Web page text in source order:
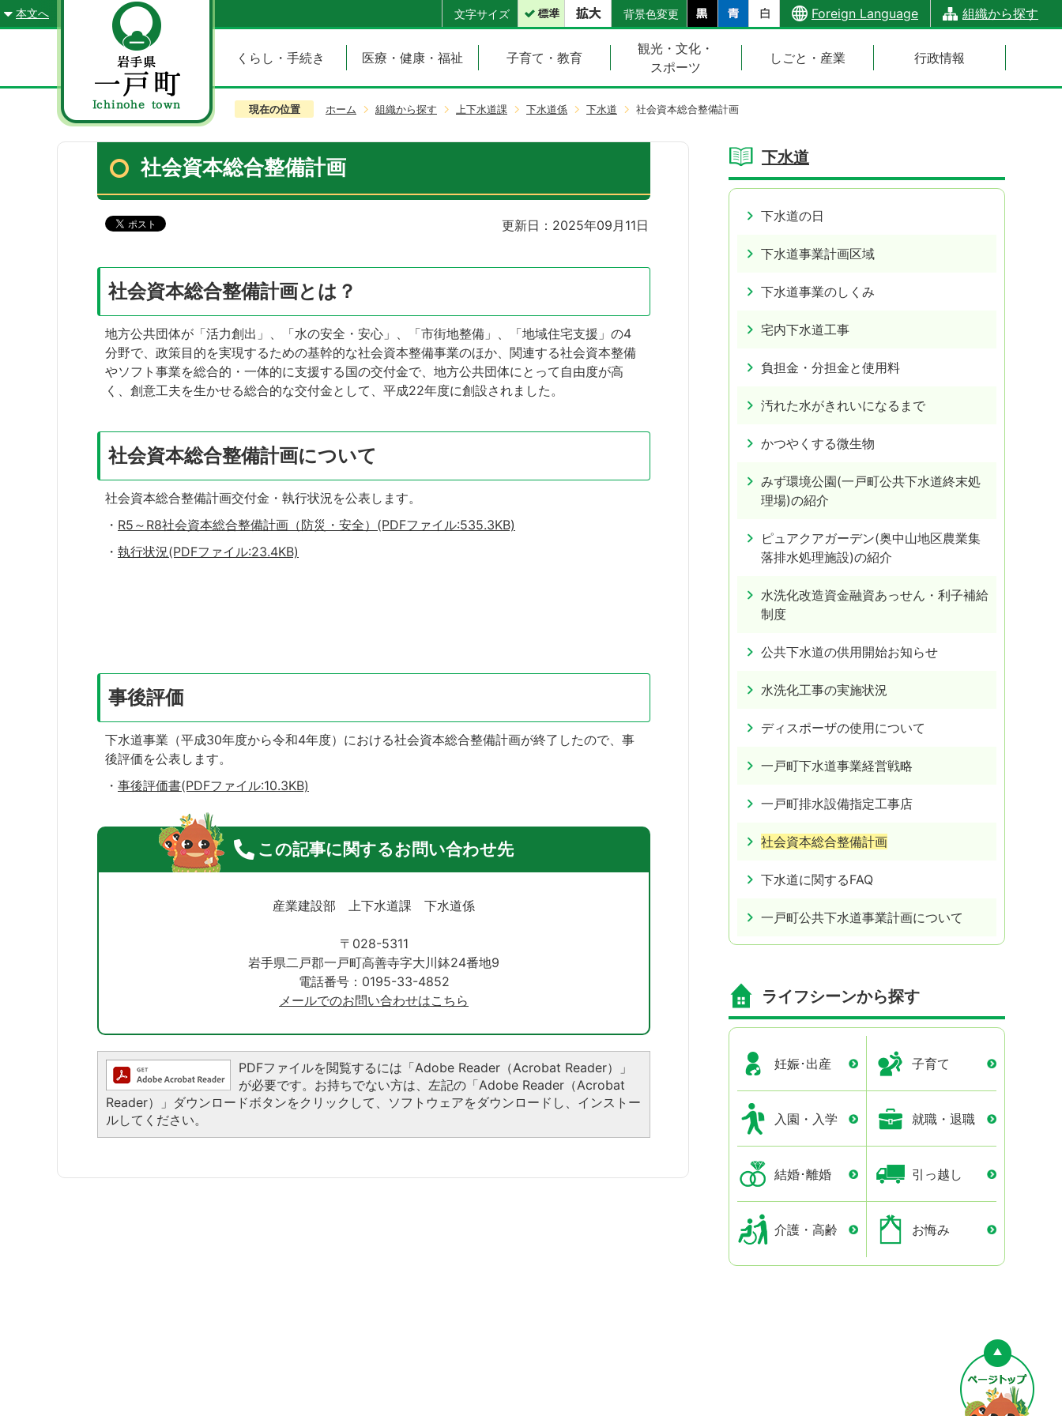
本文へ 文字サイズ 背景色変更 Foreign Language 組織から探す
くらし・手続き 医療・健康・福祉 子育て・教育
観光・文化・
スポーツ
しごと・産業 行政情報
現在の位置 ホーム 組織から探す 上下水道課 下水道係 下水道 社会資本総合整備計画
社会資本総合整備計画
更新日：2025年09月11日
社会資本総合整備計画とは？
地方公共団体が「活力創出」、「水の安全・安心」、「市街地整備」、「地域住宅支援」の4
分野で、政策目的を実現するための基幹的な社会資本整備事業のほか、関連する社会資本整備
やソフト事業を総合的・一体的に支援する国の交付金で、地方公共団体にとって自由度が高
く、創意工夫を生かせる総合的な交付金として、平成22年度に創設されました。
社会資本総合整備計画について
社会資本総合整備計画交付金・執行状況を公表します。
・ R5～R8社会資本総合整備計画（防災・安全）(PDFファイル:535.3KB)
・ 執行状況(PDFファイル:23.4KB)
事後評価
下水道事業（平成30年度から令和4年度）における社会資本総合整備計画が終了したので、事
後評価を公表します。
・ 事後評価書(PDFファイル:10.3KB)
この記事に関するお問い合わせ先
産業建設部 上下水道課 下水道係
〒028-5311
岩手県二戸郡一戸町高善寺字大川鉢24番地9
電話番号：0195-33-4852
メールでのお問い合わせはこちら
PDFファイルを閲覧するには「Adobe Reader（Acrobat Reader）」
が必要です。お持ちでない方は、左記の「Adobe Reader（Acrobat
Reader）」ダウンロードボタンをクリックして、ソフトウェアをダウンロードし、インストー
ルしてください。
下水道
下水道の日
下水道事業計画区域
下水道事業のしくみ
宅内下水道工事
負担金・分担金と使用料
汚れた水がきれいになるまで
かつやくする微生物
みず環境公園(一戸町公共下水道終末処
理場)の紹介
ピュアクアガーデン(奥中山地区農業集
落排水処理施設)の紹介
水洗化改造資金融資あっせん・利子補給
制度
公共下水道の供用開始お知らせ
水洗化工事の実施状況
ディスポーザの使用について
一戸町下水道事業経営戦略
一戸町排水設備指定工事店
社会資本総合整備計画
下水道に関するFAQ
一戸町公共下水道事業計画について
ライフシーンから探す
妊娠･出産 子育て
入園・入学 就職・退職
結婚･離婚 引っ越し
介護・高齢 お悔み